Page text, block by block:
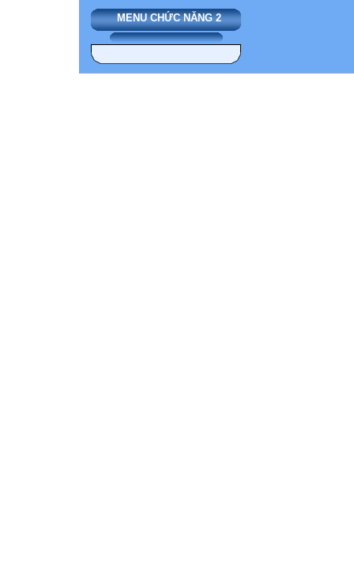
MENU CHỨC NĂNG 2